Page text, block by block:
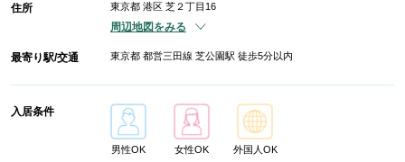
住所 東京都 港区 芝２丁目16
周辺地図をみる
最寄り駅/交通 東京都 都営三田線 芝公園駅 徒歩5分以内
入居条件
男性OK 女性OK
外国人OK